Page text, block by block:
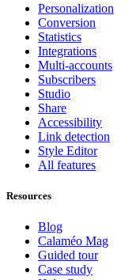
Personalization
Conversion
Statistics
Integrations
Multi-accounts
Subscribers
Studio
Share
Accessibility
Link detection
Style Editor
All features
Resources
Blog
Calaméo Mag
Guided tour
Case study